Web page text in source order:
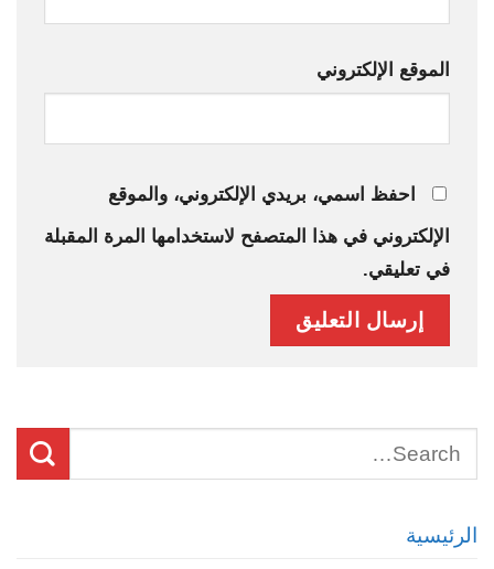
الرئيسية
الموقع الإلكتروني
احفظ اسمي، بريدي الإلكتروني، والموقع
الإلكتروني في هذا المتصفح لاستخدامها المرة المقبلة
في تعليقي.